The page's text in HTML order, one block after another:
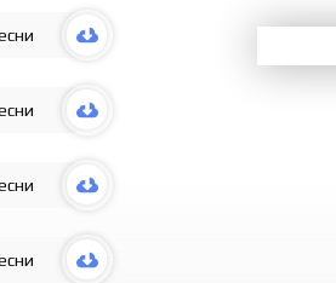
Yolg‘iz
Ojiz